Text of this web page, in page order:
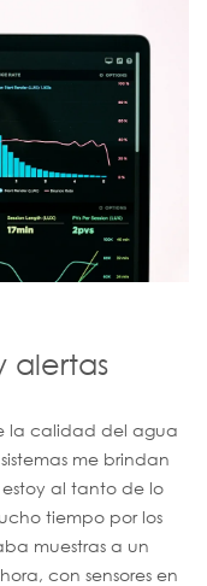
alertas
la calidad del agua
me brindan
al tanto de lo
tiempo por los
muestras a un
con sensores en